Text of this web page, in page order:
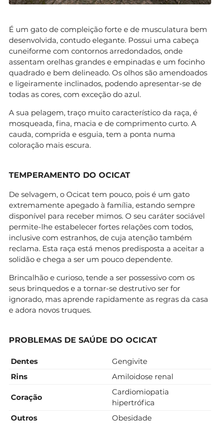
É um gato de compleição forte e de musculatura bem
desenvolvida, contudo elegante. Possui uma cabeça
cuneiforme com contornos arredondados, onde
assentam orelhas grandes e empinadas e um focinho
quadrado e bem delineado. Os olhos são amendoados
e ligeiramente inclinados, podendo apresentar-se de
todas as cores, com exceção do azul.
A sua pelagem, traço muito característico da raça, é
mosqueada, fina, macia e de comprimento curto. A
cauda, comprida e esguia, tem a ponta numa
coloração mais escura.
TEMPERAMENTO DO OCICAT
De selvagem, o Ocicat tem pouco, pois é um gato
extremamente apegado à família, estando sempre
disponível para receber mimos. O seu caráter sociável
permite-lhe estabelecer fortes relações com todos,
inclusive com estranhos, de cuja atenção também
reclama. Esta raça está menos predisposta a aceitar a
solidão e chega a ser um pouco dependente.
Brincalhão e curioso, tende a ser possessivo com os
seus brinquedos e a tornar-se destrutivo ser for
ignorado, mas aprende rapidamente as regras da casa
e adora novos truques.
PROBLEMAS DE SAÚDE DO OCICAT
Dentes
Gengivite
Rins
Amiloidose renal
Coração
Cardiomiopatia
hipertrófica
Outros
Obesidade